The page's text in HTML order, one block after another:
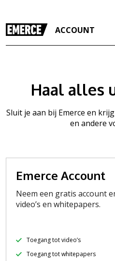
ACCOUNT
Haal alles
Sluit je aan bij Emerce en
en andere
Emerce Account
Neem een gratis account
video’s en whitepapers.
Toegang tot video’s
Toegang tot whitepapers